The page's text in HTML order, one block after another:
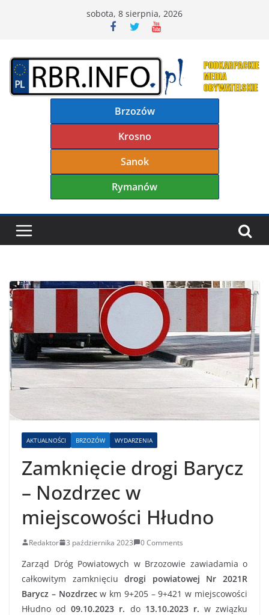
sobota, 8 sierpnia, 2026
Brzozów
Krosno
Sanok
Rymanów
AKTUALNOŚCI BRZOZÓW WYDARZENIA
Zamknięcie drogi Barycz
– Nozdrzec w
miejscowości Hłudno
Redaktor 3 października 2023 0 Comments
Zarząd Dróg Powiatowych w Brzozowie zawiadamia o
całkowitym zamknięciudrogi powiatowej Nr 2021R
Barycz – Nozdrzecw km 9+205 – 9+421 w miejscowości
Hłudno od09.10.2023 r. do 13.10.2023 r. w związku